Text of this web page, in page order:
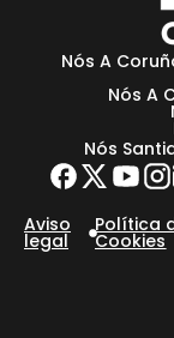
Nós A
Nós A
Nós
Aviso
legal
Política
Cookies